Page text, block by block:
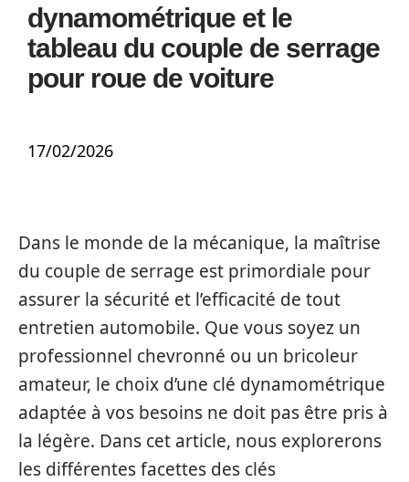
dynamométrique et le
tableau du couple de serrage
pour roue de voiture
17/02/2026
Dans le monde de la mécanique, la maîtrise
du couple de serrage est primordiale pour
assurer la sécurité et l’efficacité de tout
entretien automobile. Que vous soyez un
professionnel chevronné ou un bricoleur
amateur, le choix d’une clé dynamométrique
adaptée à vos besoins ne doit pas être pris à
la légère. Dans cet article, nous explorerons
les différentes facettes des clés